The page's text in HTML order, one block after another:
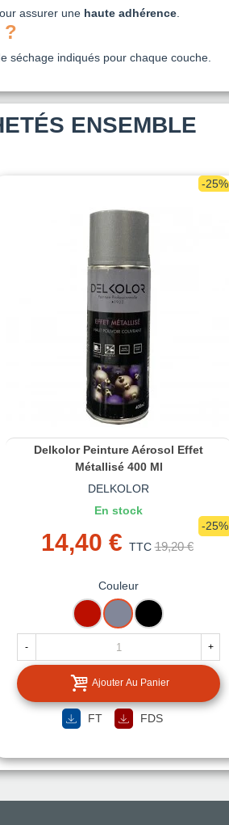
assurer une haute adhérence.
?
séchage indiqués pour chaque couche.
ENSEMBLE
-25%
Delkolor Peinture Aérosol Effet
Métallisé 400 Ml
DELKOLOR
En stock
14,40 € TTC 19,20 €
-25%
Couleur
ROUGEARGENT
NOIR
- +
Ajouter Au Panier
FT FDS